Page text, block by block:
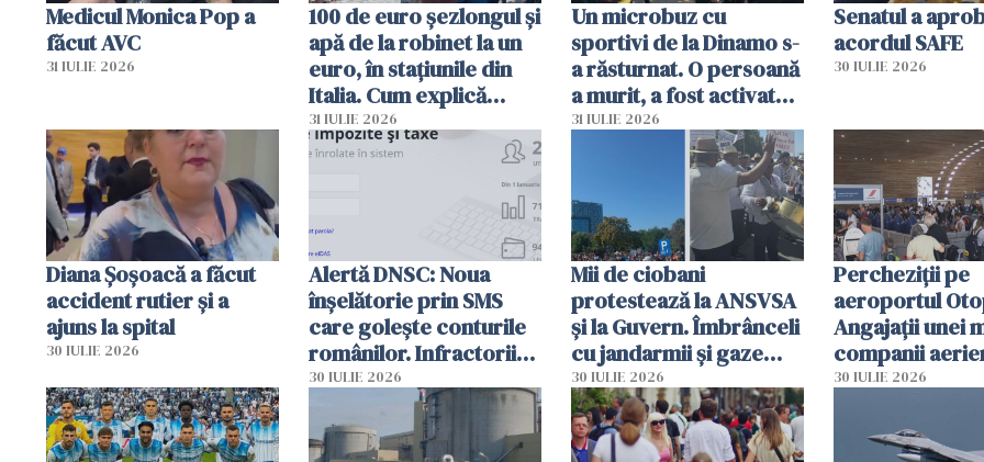
Medicul Monica Pop a
făcut AVC
31 IULIE 2026
100 de euro șezlongul și
apă de la robinet la un
euro, în stațiunile din
Italia. Cum explică
autoritățile
31 IULIE 2026
Un microbuz cu
sportivi de la Dinamo s-
a răsturnat. O persoană
a murit, a fost activat
planul roșu de
31 IULIE 2026
Senatul a
acordul SAFE
30 IULIE 2026
Diana Șoșoacă a făcut
accident rutier și a
ajuns la spital
30 IULIE 2026
Alertă DNSC: Noua
înșelătorie prin SMS
care golește conturile
românilor. Infractorii
folosesc numele
Ghișeul.ro și al Poliției
Române
30 IULIE 2026
Mii de ciobani
protestează la ANSVSA
și la Guvern. Îmbrânceli
cu jandarmii și gaze
lacrimogene
30 IULIE 2026
Percheziții pe
aeroportul
Angajații unei
companii
parfumuri,
vânzării
30 IULIE 2026